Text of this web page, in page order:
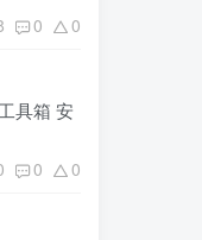
0 0
具箱 安
0 0